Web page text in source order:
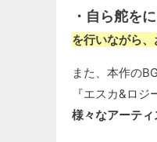
・自ら舵を
を行いながら
また、本作の
『エスカ&ロ
様々なアーテ